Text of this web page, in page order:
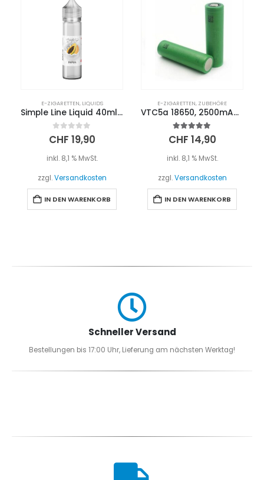
E-ZIGARETTEN, LIQUIDS
Simple Line Liquid 40ml – PAPAYA
0 out of 5
CHF 19,90
inkl. 8,1 % MwSt.
zzgl.Versandkosten
IN DEN WARENKORB
E-ZIGARETTEN, ZUBEHÖRE
VTC5a 18650, 2500mAh Batterie
5.00out of 5
CHF 14,90
inkl. 8,1 % MwSt.
zzgl.Versandkosten
IN DEN WARENKORB
Schneller Versand
Bestellungen bis 17:00 Uhr, Lieferung am nächsten Werktag!